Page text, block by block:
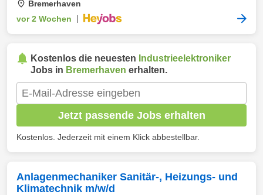
Bremerhaven
vor 2 Wochen
Kostenlos die neuesten Industrieelektroniker
Jobs in Bremerhaven erhalten.
Jetzt passende Jobs erhalten
Kostenlos. Jederzeit mit einem Klick abbestellbar.
Anlagenmechaniker Sanitär-, Heizungs- und
Klimatechnik m/w/d